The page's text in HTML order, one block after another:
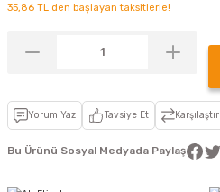
35,86 TL den başlayan taksitlerle!
Yorum Yaz Tavsiye Et Karşılaştır
Bu Ürünü Sosyal Medyada Paylaş